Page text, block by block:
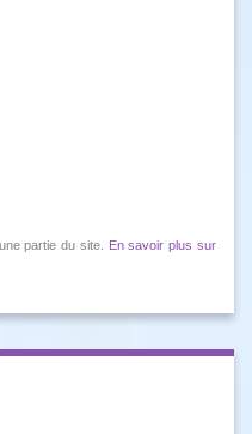
partie du site.
En savoir plus sur